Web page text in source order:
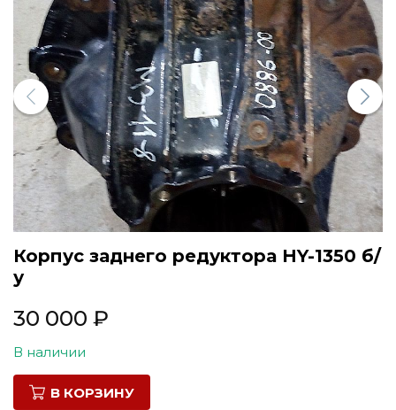
Все марки
Корпус заднего редуктора HY-1350 б/
у
30 000 ₽
В наличии
В КОРЗИНУ